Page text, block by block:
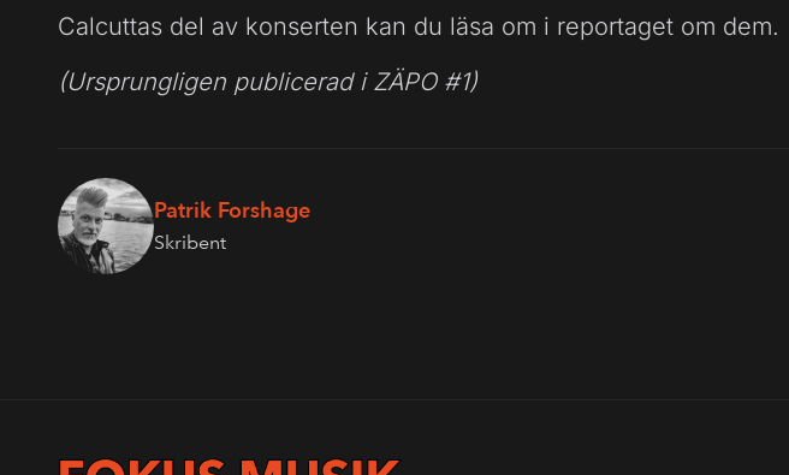
Calcuttas del av konserten kan du läsa om i reportaget om dem.
(Ursprungligen publicerad i ZÄPO #1)
Patrik Forshage
Skribent